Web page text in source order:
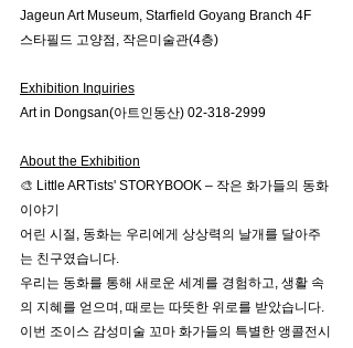
Jageun Art Museum, Starfield Goyang Branch 4F
스타필드 고양점, 작은미술관(4층)
Exhibition Inquiries
Art in Dongsan(아트인동산) 02-318-2999
About the Exhibition
🎨 Little ARTists' STORYBOOK – 작은 화가들의 동화
이야기
어린 시절, 동화는 우리에게 상상력의 날개를 달아주
는 친구였습니다.
우리는 동화를 통해 새로운 세계를 경험하고, 생활 속
의 지혜를 얻으며, 때로는 따뜻한 위로를 받았습니다.
이번 조이스 감성미술 꼬마 화가들의 특별한 앵콜전시